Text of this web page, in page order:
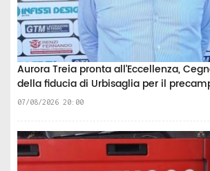
Aurora Treia pronta all’Eccellenza,
della fiducia di Urbisaglia per il
07/08/2026 20:00